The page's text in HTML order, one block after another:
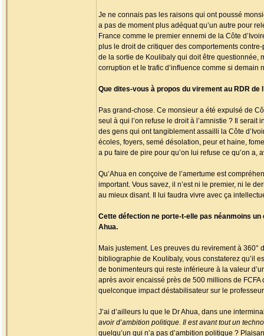
Je ne connais pas les raisons qui ont poussé
a pas de moment plus adéquat qu’un autre pour
France comme le premier ennemi de la Côte
plus le droit de critiquer des comportements
de la sortie de Koulibaly qui doit être questionnée,
corruption et le trafic d’influence comme si demain
Que dites-vous à propos du virement au RDR
Pas grand-chose. Ce monsieur a été expulsé de
seul à qui l’on refuse le droit à l’amnistie ? Il
des gens qui ont tangiblement assailli la Côte
écoles, foyers, semé désolation, peur et haine,
a pu faire de pire pour qu’on lui refuse ce qu’on
Qu’Ahua en conçoive de l’amertume est
important. Vous savez, il n’est ni le premier, ni le
au mieux disant. Il lui faudra vivre avec ça
Cette défection ne porte-t-elle pas néanmoins
Ahua.
Mais justement. Les preuves du revirement à
bibliographie de Koulibaly, vous constaterez qu’il
de bonimenteurs qui reste inférieure à la valeur
après avoir encaissé près de 500 millions de
quelconque impact déstabilisateur sur le
J’ai d’ailleurs lu que le Dr Ahua, dans une
avoir d’ambition politique. Il est avant tout un
quelqu’un qui n’a pas d’ambition politique ?